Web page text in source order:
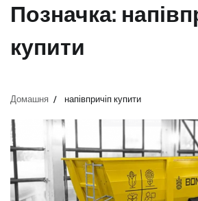
Позначка:
купити
Домашня напівпричіп купити